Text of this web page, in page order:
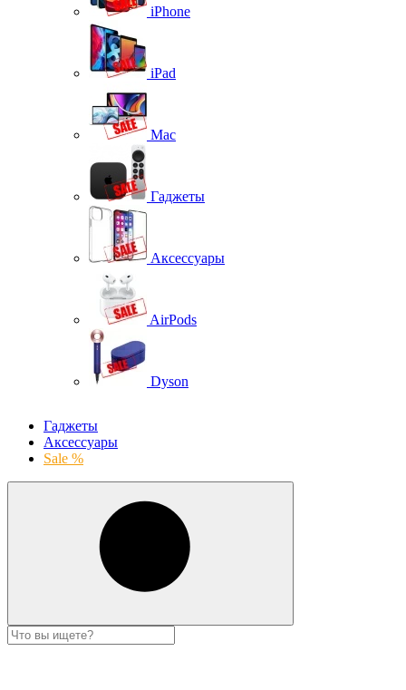
iPhone
iPad
Mac
Гаджеты
Аксессуары
AirPods
Dyson
Гаджеты
Аксессуары
Sale %